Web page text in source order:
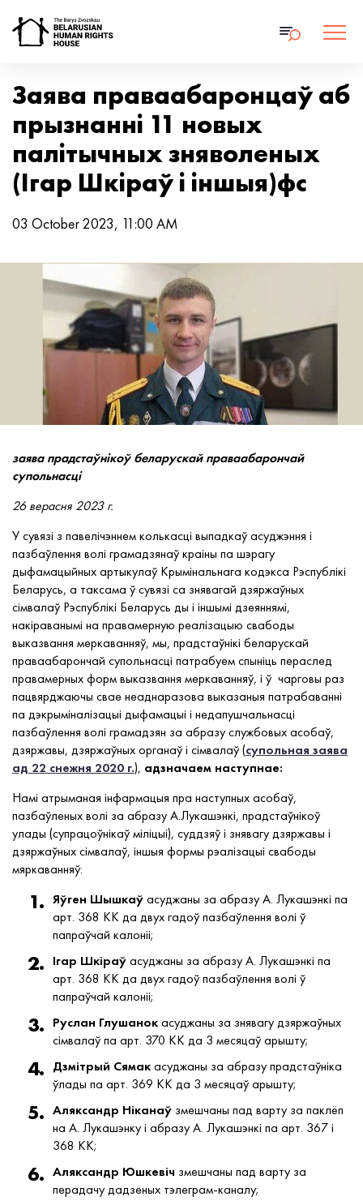
Заява праваабаронцаў аб
прызнанні 11 новых
палітычных зняволеных
(Ігар Шкіраў і іншыя)фс
03 October 2023, 11:00 AM
заява прадстаўнікоў беларускай праваабарончай
супольнасці
26 верасня 2023 г.
У сувязі з павелічэннем колькасці выпадкаў асуджэння і
пазбаўлення волі грамадзянаў краіны па шэрагу
дыфамацыйных артыкулаў Крымінальнага кодэкса Рэспублікі
Беларусь, а таксама ў сувязі са знявагай дзяржаўных
сімвалаў Рэспублікі Беларусь ды і іншымі дзеяннямі,
накіраванымі на правамерную реалізацыю свабоды
выказвання меркаванняў, мы, прадстаўнікі беларускай
праваабарончай супольнасці патрабуем спыніць пераслед
правамерных форм выказвання меркаванняў, і ў чарговы раз
пацвярджаючы свае неаднаразова выказаныя патрабаванні
па дэкрыміналізацыі дыфамацыі і недапушчальнасці
пазбаўлення волі грамадзян за абразу службовых асобаў,
дзяржавы, дзяржаўных органаў і сімвалаў (супольная заява
ад 22 снежня 2020 г.), адзначаем наступнае:
Намі атрыманая інфармацыя пра наступных асобаў,
пазбаўленых волі за абразу А.Лукашэнкі, прадстаўнікоў
улады (супрацоўнікаў міліцыі), суддзяў і знявагу дзяржавы і
дзяржаўных сімвалаў, іншыя формы рэалізацыі свабоды
мяркаванняў:
Яўген Шышкаўасуджаны за абразу А. Лукашэнкі па
арт. 368 КК да двух гадоў пазбаўлення волі ў
папраўчай калоніі;
Ігар Шкіраўасуджаны за абразу А. Лукашэнкі па
арт. 368 КК да двух гадоў пазбаўлення волі ў
папраўчай калоніі;
Руслан Глушанокасуджаны за знявагу дзяржаўных
сімвалаў па арт. 370 КК да 3 месяцаў арышту;
Дзмітрый Сямакасуджаны за абразу прадстаўніка
ўлады па арт. 369 КК да 3 месяцаў арышту;
Аляксандр Ніканаў змешчаны пад варту за паклёп
на А. Лукашэнку і абразу А. Лукашэнкі па арт. 367 і
368 КК;
Аляксандр Юшкевіч змешчаны пад варту за
перадачу дадзеных тэлеграм-каналу;